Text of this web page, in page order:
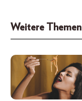
Weitere Themen